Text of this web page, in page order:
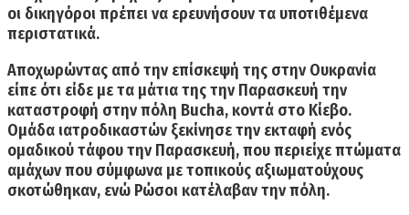
οι δικηγόροι πρέπει να ερευνήσουν τα υποτιθέμενα
περιστατικά.
Αποχωρώντας από την επίσκεψή της στην Ουκρανία
είπε ότι είδε με τα μάτια της την Παρασκευή την
καταστροφή στην πόλη Bucha,κοντά στο Κίεβο.
Ομάδα ιατροδικαστών ξεκίνησε την εκταφή ενός
ομαδικού τάφου την Παρασκευή, που περιείχε πτώματα
αμάχων που σύμφωνα με τοπικούς αξιωματούχους
σκοτώθηκαν, ενώ Ρώσοι κατέλαβαν την πόλη.